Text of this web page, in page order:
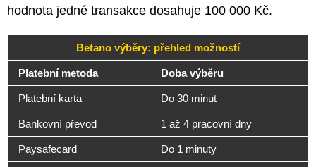
hodnota jedné transakce dosahuje 100 000 Kč.
Betano výběry: přehled možností
Platební metoda Doba výběru
Platební karta Do 30 minut
Bankovní převod 1 až 4 pracovní dny
Paysafecard Do 1 minuty